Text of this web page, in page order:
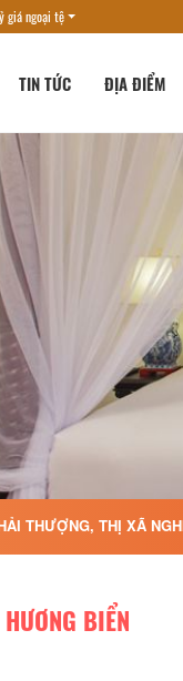
giá ngoại tệ
TIN TỨC ĐỊA ĐIỂM
THƯỢNG, THỊ XÃ
BIỂN